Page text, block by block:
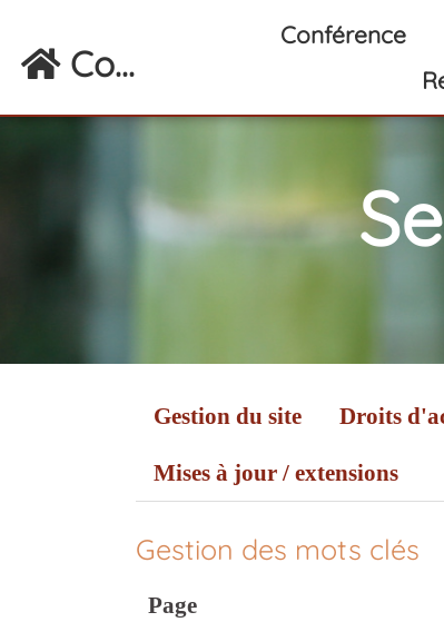
Aller au contenu principal
Co...
Conférence
Gestion du site Droits
Mises à jour / extensions
Gestion des mots clés
Page